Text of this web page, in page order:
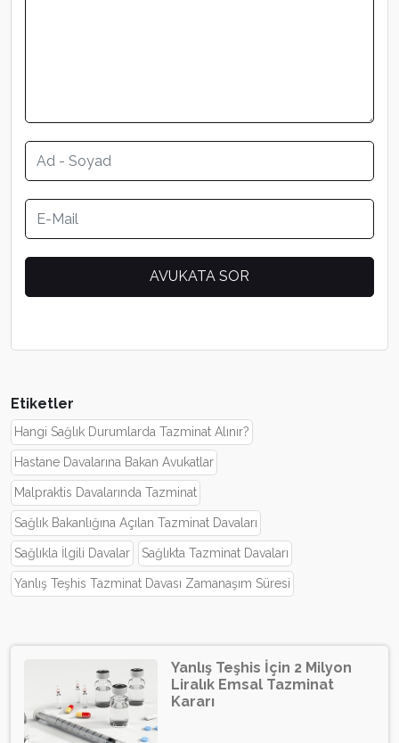
Etiketler
Hangi Sağlık Durumlarda Tazminat Alınır?
Hastane Davalarına Bakan Avukatlar
Malpraktis Davalarında Tazminat
Sağlık Bakanlığına Açılan Tazminat Davaları
Sağlıkla İlgili Davalar Sağlıkta Tazminat Davaları
Yanlış Teşhis Tazminat Davası Zamanaşım Süresi
Yanlış Teşhis İçin 2 Milyon
Liralık Emsal Tazminat
Kararı